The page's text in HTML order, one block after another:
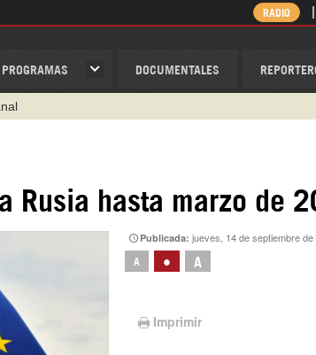
PROGRAMAS DOCUMENTALES
RADIO
Rusia hasta marzo de
Publicada:jueves, 14 de septiembre
A • A
Imprimir